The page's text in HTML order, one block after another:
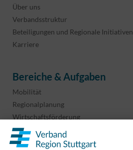
Über uns
Verbandsstruktur
Beteiligungen und Regionale Initiativen
Karriere
Bereiche & Aufgaben
Mobilität
Regionalplanung
Wirtschaftsförderung
Sport und Kultur